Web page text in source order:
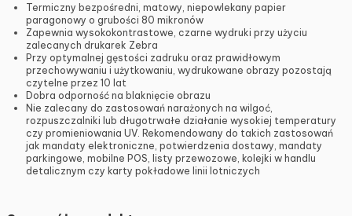
Termiczny bezpośredni, matowy, niepowlekany papier
paragonowy o grubości 80 mikronów
Zapewnia wysokokontrastowe, czarne wydruki przy użyciu
zalecanych drukarek Zebra
Przy optymalnej gęstości zadruku oraz prawidłowym
przechowywaniu i użytkowaniu, wydrukowane obrazy pozostają
czytelne przez 10 lat
Dobra odporność na blaknięcie obrazu
Nie zalecany do zastosowań narażonych na wilgoć,
rozpuszczalniki lub długotrwałe działanie wysokiej temperatury
czy promieniowania UV. Rekomendowany do takich zastosowań
jak mandaty elektroniczne, potwierdzenia dostawy, mandaty
parkingowe, mobilne POS, listy przewozowe, kolejki w handlu
detalicznym czy karty pokładowe linii lotniczych